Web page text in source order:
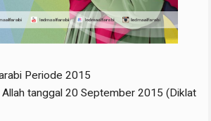
Periode 2015
Allah tanggal 20 September 2015 (Diklat